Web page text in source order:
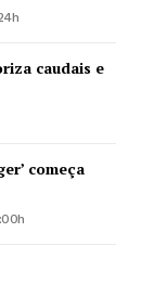
caudais e
começa